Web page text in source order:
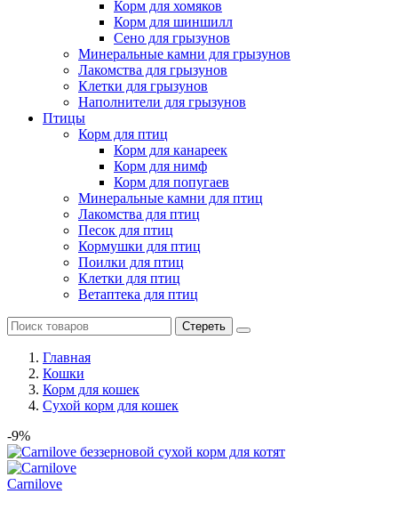
Корм для хомяков
Корм для шиншилл
Сено для грызунов
Минеральные камни для грызунов
Лакомства для грызунов
Клетки для грызунов
Наполнители для грызунов
Птицы
Корм для птиц
Корм для канареек
Корм для нимф
Корм для попугаев
Минеральные камни для птиц
Лакомства для птиц
Песок для птиц
Кормушки для птиц
Поилки для птиц
Клетки для птиц
Ветаптека для птиц
Стереть
Главная
Кошки
Корм для кошек
Сухой корм для кошек
-9%
Сarnilove